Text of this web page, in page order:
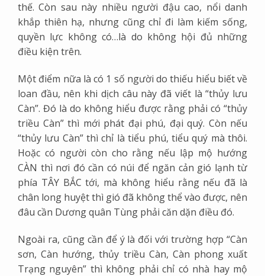
thế. Còn sau này nhiều người đậu cao, nổi danh
khắp thiên hạ, nhưng cũng chỉ đi làm kiếm sống,
quyền lực không có…là do không hội đủ những
điều kiện trên.
Một điểm nữa là có 1 số người do thiếu hiểu biết về
loan đầu, nên khi dịch câu này đã viết là “thủy lưu
Càn”. Đó là do không hiểu được rằng phải có “thủy
triều Càn” thì mới phát đại phú, đại quý. Còn nếu
“thủy lưu Càn” thì chỉ là tiểu phú, tiểu quý mà thôi.
Hoặc có người còn cho rằng nếu lập mộ hướng
CÀN thì nơi đó cần có núi để ngăn cản gió lạnh từ
phía TÂY BẮC tới, mà không hiểu rằng nếu đã là
chân long huyệt thì gió đã không thể vào được, nên
đâu cần Dương quân Tùng phải căn dặn điều đó.
Ngoài ra, cũng cần để ý là đối với trường hợp “Càn
sơn, Càn hướng, thủy triều Càn, Càn phong xuất
Trạng nguyên” thì không phải chỉ có nhà hay mộ